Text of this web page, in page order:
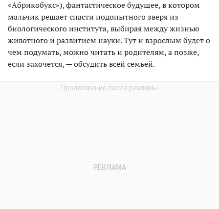
«Абрикобукс»), фантастическое будущее, в котором
мальчик решает спасти подопытного зверя из
биологического института, выбирая между жизнью
животного и развитием науки. Тут и взрослым будет о
чем подумать, можно читать и родителям, а позже,
если захочется, — обсудить всей семьей.